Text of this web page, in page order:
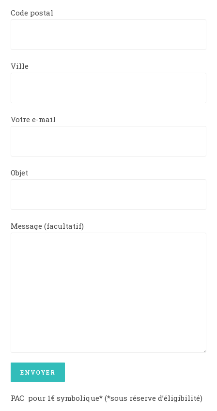
Code postal
Ville
Votre e-mail
Objet
Message (facultatif)
PAC pour 1€ symbolique* (*sous réserve d’éligibilité)